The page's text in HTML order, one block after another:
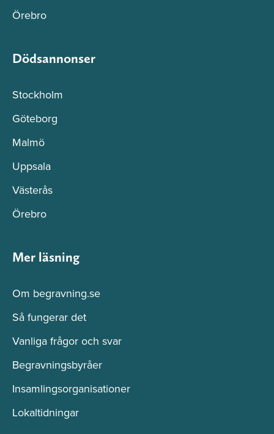
Örebro
Dödsannonser
Stockholm
Göteborg
Malmö
Uppsala
Västerås
Örebro
Mer läsning
Om begravning.se
Så fungerar det
Vanliga frågor och svar
Begravningsbyråer
Insamlingsorganisationer
Lokaltidningar